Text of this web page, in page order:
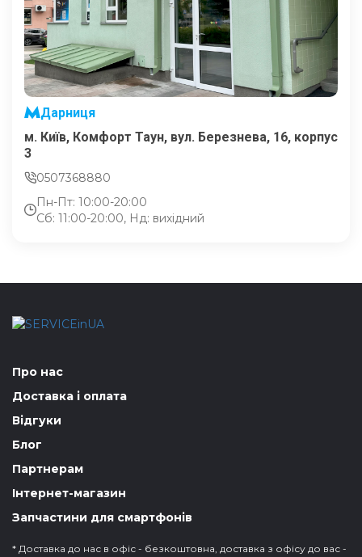
Дарниця
м. Київ, Комфорт Таун, вул. Березнева, 16, корпус
3
0507368880
Пн-Пт: 10:00-20:00
Сб: 11:00-20:00, Нд: вихідний
Про нас
Доставка і оплата
Відгуки
Блог
Партнерам
Інтернет-магазин
Запчастини для смартфонів
* Доставка до нас в офіс - безкоштовна, доставка з офісу до вас -